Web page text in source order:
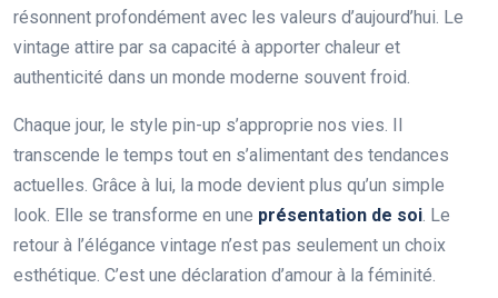
résonnent profondément avec les valeurs d’aujourd’hui. Le
vintage attire par sa capacité à apporter chaleur et
authenticité dans un monde moderne souvent froid.
Chaque jour, le style pin-up s’approprie nos vies. Il
transcende le temps tout en s’alimentant des tendances
actuelles. Grâce à lui, la mode devient plus qu’un simple
look. Elle se transforme en une présentation de soi. Le
retour à l’élégance vintage n’est pas seulement un choix
esthétique. C’est une déclaration d’amour à la féminité.